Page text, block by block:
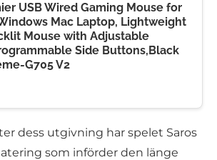
USB Wired Gaming Mouse for
Mac Laptop, Lightweight
Mouse with Adjustable
Side Buttons,Black
G705 V2
dess utgivning har spelet Saros
som införder den länge